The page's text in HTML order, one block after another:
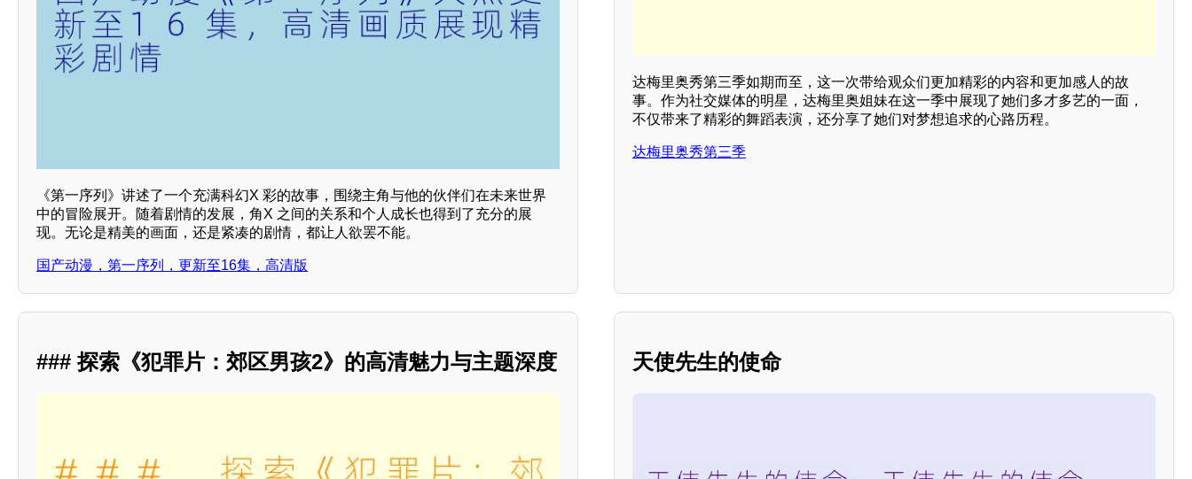
《第一序列》讲述了一个充满科幻X 彩的故事，围绕主角与他的伙伴们在未来世界
中的冒险展开。随着剧情的发展，角X 之间的关系和个人成长也得到了充分的展
现。无论是精美的画面，还是紧凑的剧情，都让人欲罢不能。
国产动漫，第一序列，更新至16集，高清版
达梅里奥秀第三季如期而至，这一次带给观众们更加精彩的内容和更加感人的故
事。作为社交媒体的明星，达梅里奥姐妹在这一季中展现了她们多才多艺的一面，
不仅带来了精彩的舞蹈表演，还分享了她们对梦想追求的心路历程。
达梅里奥秀第三季
### 探索《犯罪片：郊区男孩2》的高清魅力与主题深度 天使先生的使命